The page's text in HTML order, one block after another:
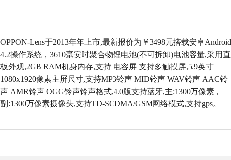
OPPON-Lens于2013年年上市,最新报价为￥3498元搭载安卓Android
4.2操作系统，3610毫安时聚合物锂电池(不可拆卸)电池容量,采用直
板外观,2GB RAM机身内存,支持 电容屏 支持多触摸屏,5.9英寸
1080x1920像素主屏尺寸,支持MP3铃声 MID铃声 WAV铃声 AAC铃
声 AMR铃声 OGG铃声铃声格式,4.0版支持蓝牙,主:1300万像素 ,
副:1300万像素摄像头,支持TD-SCDMA/GSM网络模式,支持gps。